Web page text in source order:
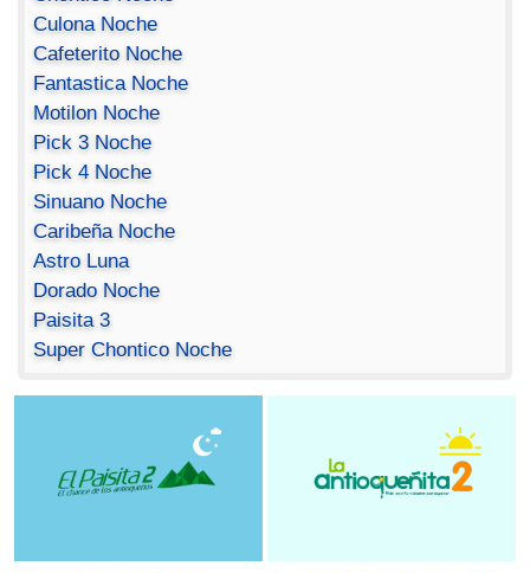
Culona Noche
Cafeterito Noche
Fantastica Noche
Motilon Noche
Pick 3 Noche
Pick 4 Noche
Sinuano Noche
Caribeña Noche
Astro Luna
Dorado Noche
Paisita 3
Super Chontico Noche